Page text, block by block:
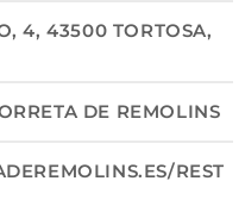
4, 43500 TORTOSA,
DE REMOLINS
REST